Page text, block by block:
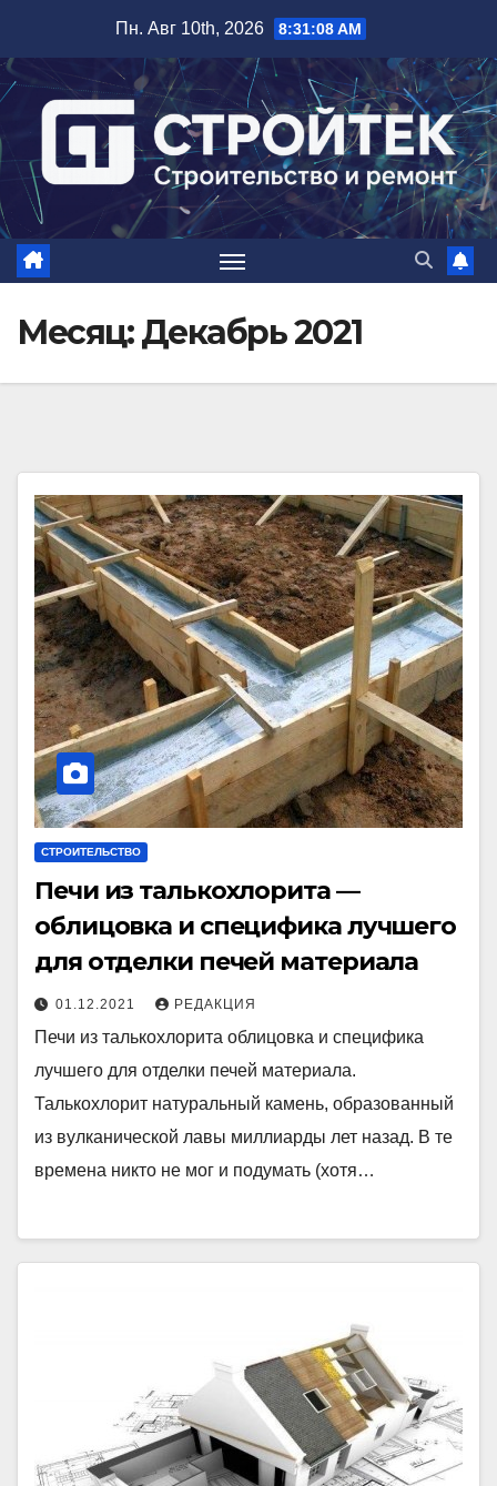
содержимому
Пн. Авг 10th, 2026 8:31:08 AM
Месяц:Декабрь 2021
СТРОИТЕЛЬСТВО
Печи из талькохлорита —
облицовка и специфика лучшего
для отделки печей материала
01.12.2021 РЕДАКЦИЯ
Печи из талькохлорита облицовка и специфика
лучшего для отделки печей материала.
Талькохлорит натуральный камень, образованный
из вулканической лавы миллиарды лет назад. В те
времена никто не мог и подумать (хотя…